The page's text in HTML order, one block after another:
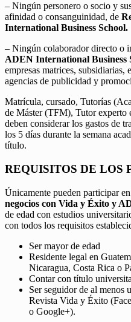
– Ningún personero o socio y
afinidad o consanguinidad, de
International Business School.
– Ningún colaborador directo o
ADEN International Business
empresas matrices, subsidiarias,
agencias de publicidad y
Matrícula, cursado, Tutorías
de Máster (TFM), Tutor
deben considerar los gastos de
los 5 días durante la semana
título.
REQUISITOS DE LOS
Únicamente pueden participar
negocios con Vida y Éxito y
de edad con estudios
con todos los requisitos
Ser mayor de edad
Residente legal en
Nicaragua, Costa Rica o
Contar con título
Ser seguidor de al menos
Revista Vida y Éxito
o Google+).